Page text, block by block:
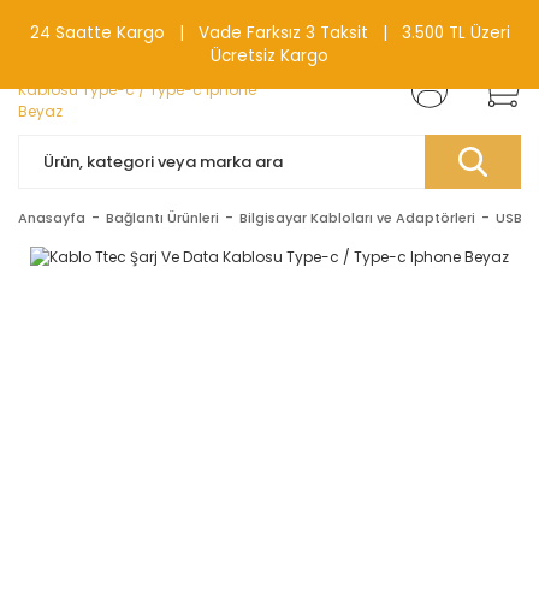
0(212) 240 87 88
Anasayfa Bağlantı Ürünleri Bilgisayar Kabloları ve Adaptörleri USB
24 Saatte Kargo | Vade Farksız 3 Taksit | 3.500 TL Üzeri
Ücretsiz Kargo